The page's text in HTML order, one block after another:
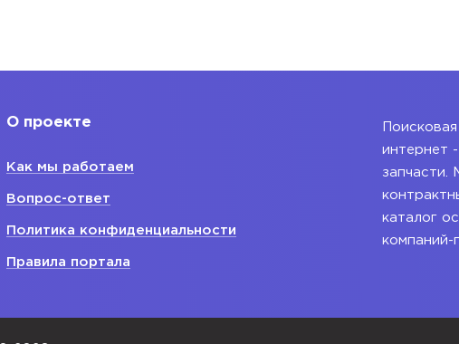
О проекте
Как мы работаем
Вопрос-ответ
Политика конфиденциальности
Правила портала
интернет
запчасти.
каталог
компаний-